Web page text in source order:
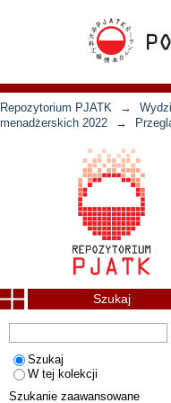
Repozytorium PJATK →
menadżerskich 2022
→
Szukaj
Szukaj
W tej kolekcji
Szukanie zaawansowane